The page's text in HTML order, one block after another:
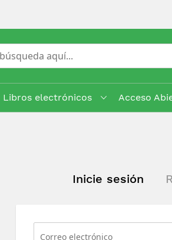
Libros electrónicos Acceso
Inicie sesión